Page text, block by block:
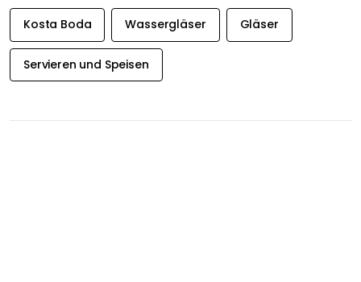
Kosta Boda Wassergläser Gläser
Servieren und Speisen